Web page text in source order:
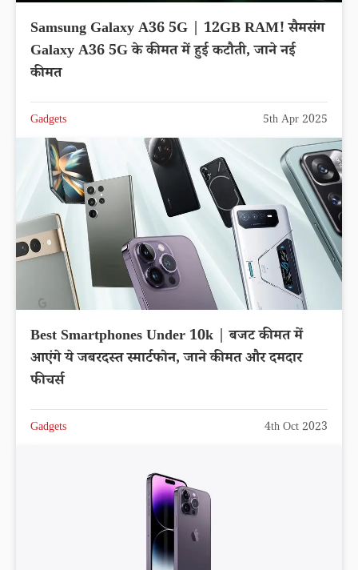
Samsung Galaxy A36 5G | 12GB RAM! सैमसंग
Galaxy A36 5G के कीमत में हुई कटौती, जाने नई
कीमत
Gadgets 5th Apr 2025
Best Smartphones Under 10k | बजट कीमत में
आएंगे ये जबरदस्त स्मार्टफोन, जाने कीमत और दमदार
फीचर्स
Gadgets 4th Oct 2023